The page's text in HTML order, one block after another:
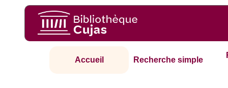
Accueil Recherche simple